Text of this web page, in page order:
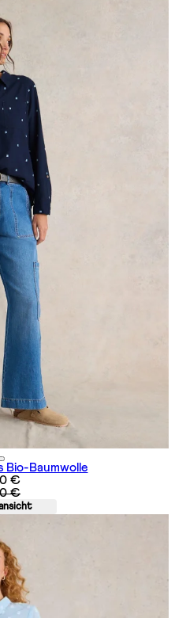
Bio-Baumwolle
Preis: 37,00 €.
€
€